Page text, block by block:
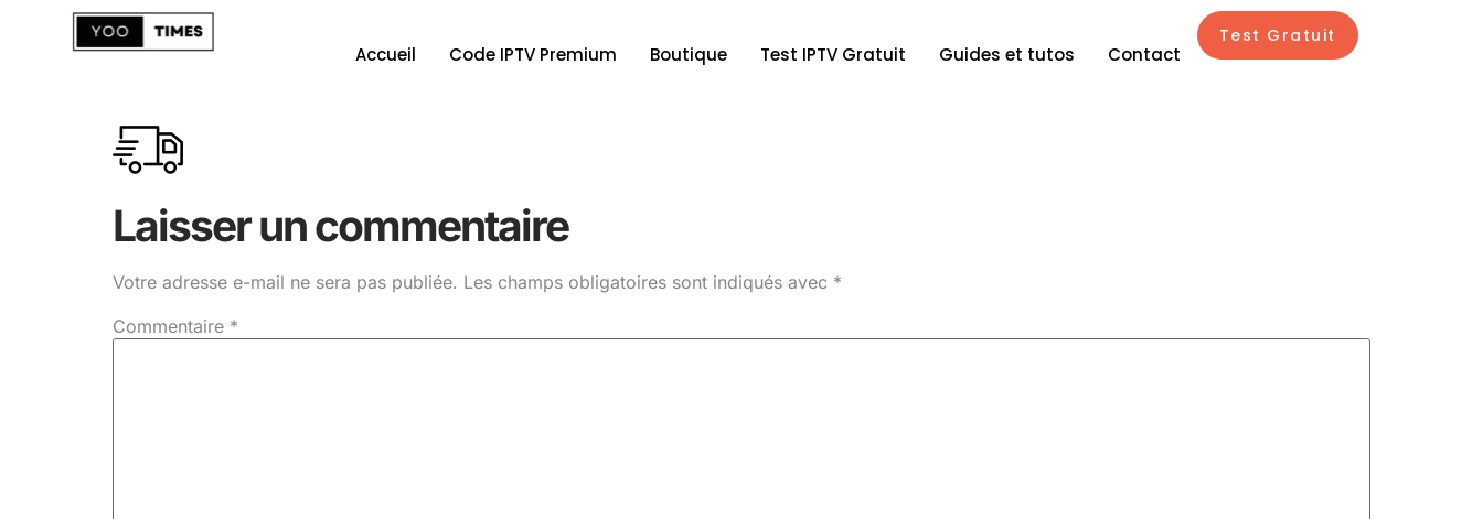
Accueil Code IPTV Premium Boutique Test IPTV Gratuit Guides et tutos Contact
Test Gratuit
Laisser un commentaire
Votre adresse e-mail ne sera pas publiée. Les champs obligatoires sont indiqués avec *
Commentaire *